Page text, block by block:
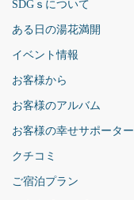
SDGｓについて
ある日の湯花満開
イベント情報
お客様から
お客様のアルバム
お客様の幸せサポーター
クチコミ
ご宿泊プラン